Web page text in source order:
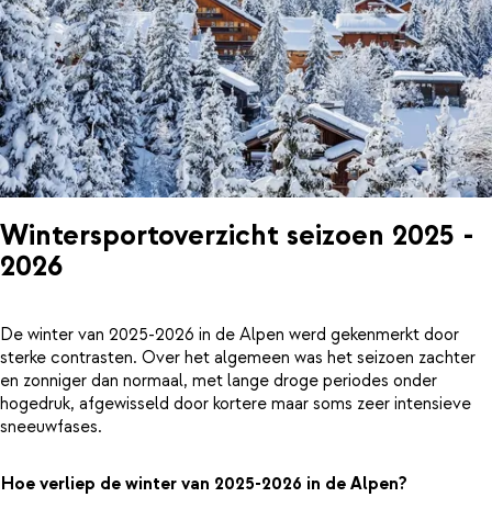
Wintersportoverzicht seizoen 2025 -
2026
De winter van 2025-2026 in de Alpen werd gekenmerkt door
sterke contrasten. Over het algemeen was het seizoen zachter
en zonniger dan normaal, met lange droge periodes onder
hogedruk, afgewisseld door kortere maar soms zeer intensieve
sneeuwfases.
Hoe verliep de winter van 2025-2026 in de Alpen?